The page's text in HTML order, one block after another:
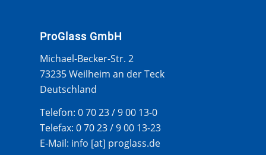
ProGlass GmbH
Michael-Becker-Str. 2
73235 Weilheim an der Teck
Deutschland
Telefon: 0 70 23 / 9 00 13-0
Telefax: 0 70 23 / 9 00 13-23
E-Mail: info [at] proglass.de